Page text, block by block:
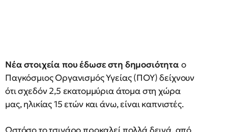
Νέα στοιχεία που έδωσε στη δημοσιότητα ο
Παγκόσμιος Οργανισμός Υγείας (ΠΟΥ) δείχνουν
ότι σχεδόν 2,5 εκατομμύρια άτομα στη χώρα
μας, ηλικίας 15 ετών και άνω, είναι καπνιστές.